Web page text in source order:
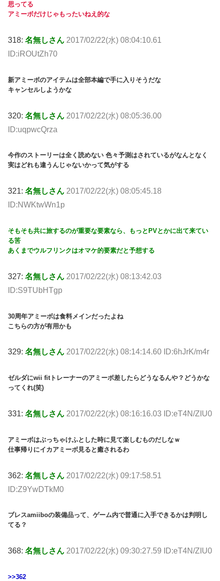
思ってる
アミーボだけじゃもったいねえ的な
318: 名無しさん 2017/02/22(水) 08:04:10.61
ID:iROUtZh70
新アミーボのアイテムは全部本編で手に入りそうだな
キャンセルしようかな
320: 名無しさん 2017/02/22(水) 08:05:36.00
ID:uqpwcQrza
今作のストーリーは全く読めない 色々予測はされているがなんとなく
実はどれも違うんじゃないかって気がする
321: 名無しさん 2017/02/22(水) 08:05:45.18
ID:NWKtwWn1p
そもそも共に旅するのが重要な要素なら、もっとPVとかに出て来てい
る筈
あくまでウルフリンクはオマケ的要素だと予想する
327: 名無しさん 2017/02/22(水) 08:13:42.03
ID:S9TUbHTgp
30周年アミーボは食料メインだったよね
こちらの方が有用かも
329: 名無しさん 2017/02/22(水) 08:14:14.60 ID:6hJrK/m4r
ゼルダにwii fitトレーナーのアミーボ差したらどうなるんや？どうかな
ってくれ(笑)
331: 名無しさん 2017/02/22(水) 08:16:16.03 ID:eT4N/ZIU0
アミーボはぶっちゃけふとした時に見て楽しむものだしなｗ
仕事帰りにイカアミーボ見ると癒されるわ
362: 名無しさん 2017/02/22(水) 09:17:58.51
ID:Z9YwDTkM0
ブレスamiiboの装備品って、ゲーム内で普通に入手できるかは判明し
てる？
368: 名無しさん 2017/02/22(水) 09:30:27.59 ID:eT4N/ZIU0
>>362